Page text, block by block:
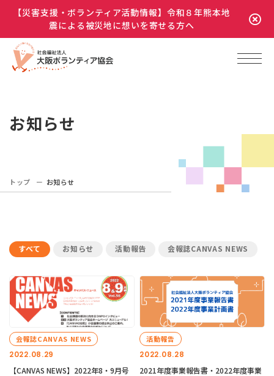
【災害支援・ボランティア活動情報】令和８年熊本地
震による被災地に想いを寄せる方へ
お知らせ
トップ お知らせ
すべて お知らせ 活動報告 会報誌CANVAS NEWS
2022.08.29
会報誌CANVAS NEWS
【CANVAS NEWS】2022年8・9月号
2022.08.28
活動報告
2021年度事業報告書・2022年度事業